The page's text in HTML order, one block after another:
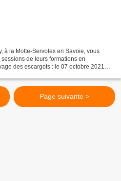
à la Motte-Servolex en Savoie, vous
de leurs formations en
des escargots : le 07 octobre 2021
Page suivante >